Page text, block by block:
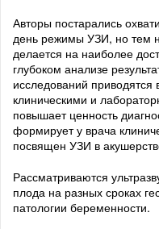
Авторы постарались
день режимы УЗИ, но тем
делается на наиболее
глубоком анализе
исследований приводятся
клиническими и
повышает ценность
формирует у врача
посвящен УЗИ в
Рассматриваются
плода на разных сроках
патологии беременности.